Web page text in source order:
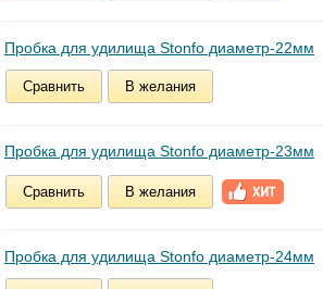
Пробка для удилища Stonfo диаметр-22мм
Сравнить В желания
Пробка для удилища Stonfo диаметр-23мм
Сравнить В желания
Пробка для удилища Stonfo диаметр-24мм